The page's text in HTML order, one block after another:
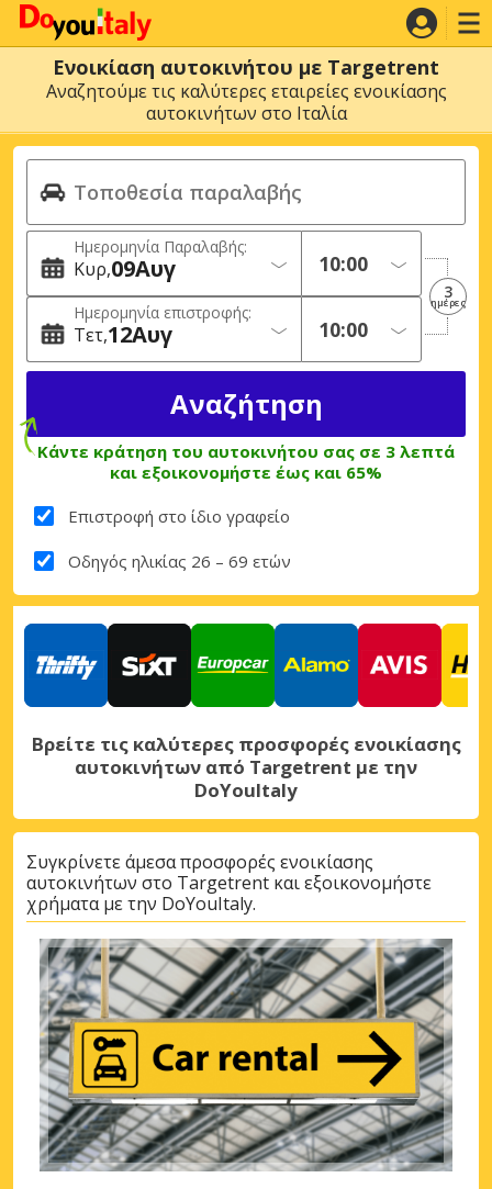
Ενοικίαση αυτοκινήτου με Targetrent
Αναζητούμε τις καλύτερες εταιρείες ενοικίασης
αυτοκινήτων στο Ιταλία
Ημερομηνία Παραλαβής:
Κυρ 09Αυγ
Ημερομηνία επιστροφής:
Τετ 12Αυγ
3
ημέρες
Κάντε κράτηση του αυτοκινήτου σας σε 3 λεπτά
και εξοικονομήστε έως και 65%
Επιστροφή στο ίδιο γραφείο
Οδηγός ηλικίας 26 – 69 ετών
Βρείτε τις καλύτερες προσφορές ενοικίασης
αυτοκινήτων από Targetrent με την
DoYouItaly
Συγκρίνετε άμεσα προσφορές ενοικίασης
αυτοκινήτων στο Targetrent και εξοικονομήστε
χρήματα με την DoYouItaly.